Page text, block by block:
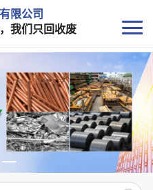
限公司
我们只回收废